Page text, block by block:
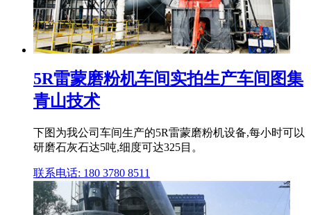
5R雷蒙磨粉机车间实拍生产车间图集
青山技术
下图为我公司车间生产的5R雷蒙磨粉机设备,每小时可以
研磨石灰石达5吨,细度可达325目。
联系电话: 180 3780 8511